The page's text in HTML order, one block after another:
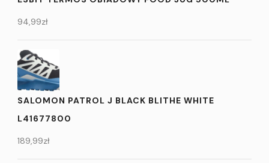
94,99zł
SALOMON PATROL J BLACK BLITHE WHITE
L41677800
189,99zł